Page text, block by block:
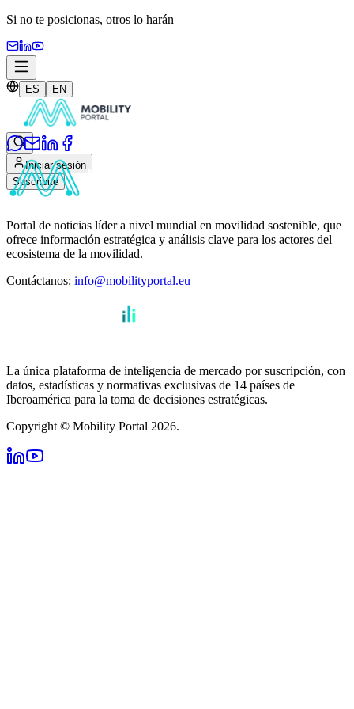
Si no te posicionas, otros lo harán
ES EN
Iniciar sesión
Suscribite
Portal de noticias líder a nivel mundial en movilidad sostenible, que
ofrece información estratégica y análisis clave para los actores del
ecosistema de la movilidad.
Contáctanos: info@mobilityportal.eu
La única plataforma de inteligencia de mercado por suscripción, con
datos, estadísticas y normativas exclusivas de 14 países de
Iberoamérica para la toma de decisiones estratégicas.
Copyright © Mobility Portal 2026.